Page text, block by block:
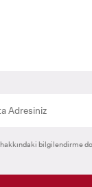
hakkındaki bilgilendirme